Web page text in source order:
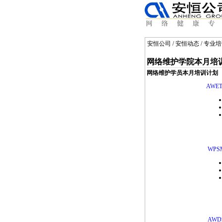
安恒公司 /安恒动态 /专业培
网络维护学院本月培
网络维护学员本月培训计划